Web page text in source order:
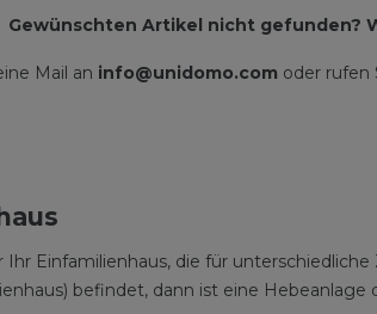
Gewünschten Artikel nicht gefunden?
Mail an info@unidomo.com oder rufen
Einfamilienhaus, die für
befindet, dann ist eine